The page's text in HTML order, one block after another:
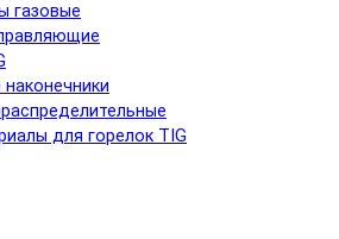
газовые
для горелок TIG